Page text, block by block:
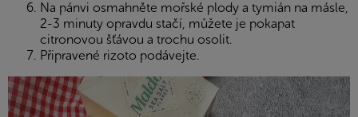
Na pánvi osmahněte mořské plody a tymián na másle,
2-3 minuty opravdu stačí, můžete je pokapat
citronovou šťávou a trochu osolit.
Připravené rizoto podávejte.